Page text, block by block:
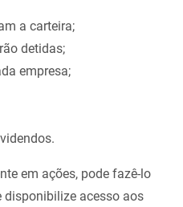
a carteira;
detidas;
empresa;
em ações, pode fazê-lo
disponibilize acesso aos